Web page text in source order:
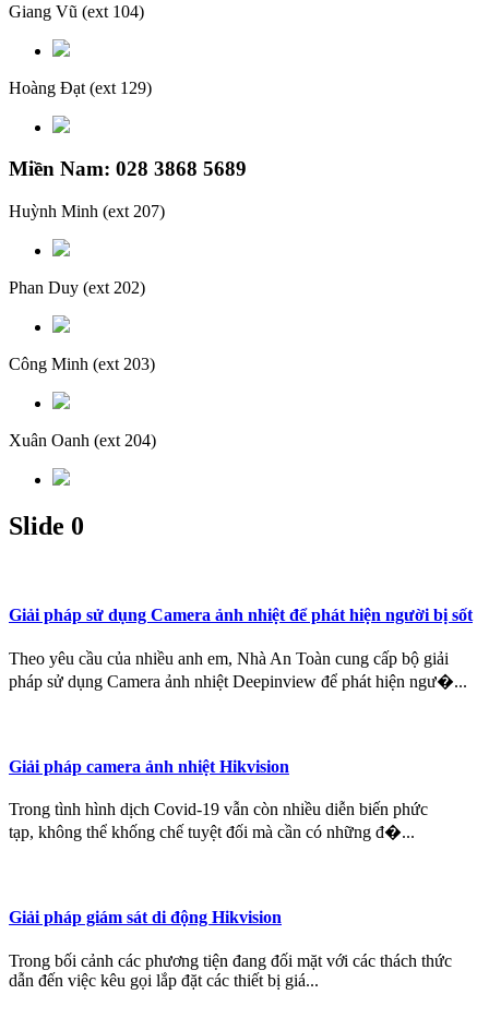
Giang Vũ (ext 104)
Hoàng Đạt (ext 129)
Miền Nam: 028 3868 5689
Huỳnh Minh (ext 207)
Phan Duy (ext 202)
Công Minh (ext 203)
Xuân Oanh (ext 204)
Slide 0
Giải pháp sử dụng Camera ảnh nhiệt để phát hiện người bị sốt
Theo yêu cầu của nhiều anh em, Nhà An Toàn cung cấp bộ giải
pháp sử dụng Camera ảnh nhiệt Deepinview để phát hiện ngư�...
Giải pháp camera ảnh nhiệt Hikvision
Trong tình hình dịch Covid-19 vẫn còn nhiều diễn biến phức
tạp, không thể khống chế tuyệt đối mà cần có những đ�...
Giải pháp giám sát di động Hikvision
Trong bối cảnh các phương tiện đang đối mặt với các thách thức
dẫn đến việc kêu gọi lắp đặt các thiết bị giá...